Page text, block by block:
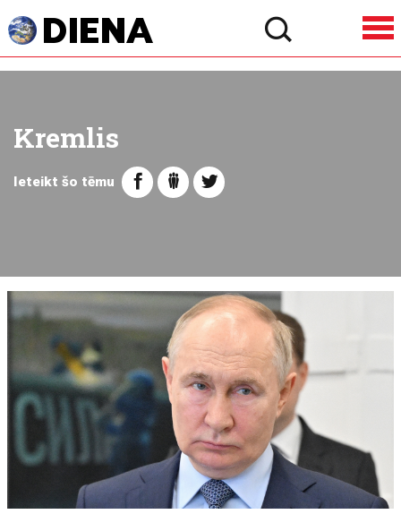
Kremlis
Ieteikt šo tēmu